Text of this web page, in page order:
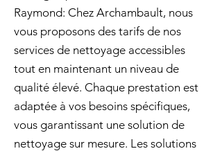
Raymond: Chez Archambault, nous
vous proposons des tarifs de nos
services de nettoyage accessibles
tout en maintenant un niveau de
qualité élevé. Chaque prestation est
adaptée à vos besoins spécifiques,
vous garantissant une solution de
nettoyage sur mesure. Les solutions